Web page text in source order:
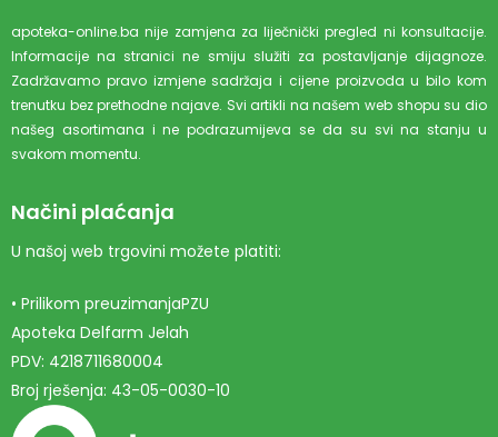
apoteka-online.ba nije zamjena za liječnički pregled ni konsultacije.
Informacije na stranici ne smiju služiti za postavljanje dijagnoze.
Zadržavamo pravo izmjene sadržaja i cijene proizvoda u bilo kom
trenutku bez prethodne najave. Svi artikli na našem web shopu su dio
našeg asortimana i ne podrazumijeva se da su svi na stanju u
svakom momentu.
Načini plaćanja
U našoj web trgovini možete platiti:
• Prilikom preuzimanjaPZU
Apoteka Delfarm Jelah
PDV: 4218711680004
Broj rješenja: 43-05-0030-10